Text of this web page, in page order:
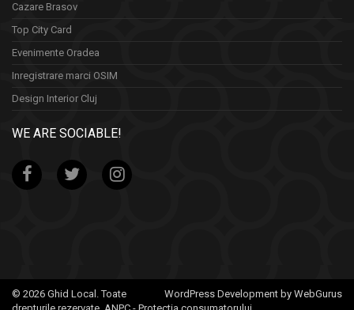
Cazare Brasov
Top City Card
Evenimente Oradea
Inregistrare marci OSIM
Design Interior Cluj
WE ARE SOCIABLE!
WordPress Development by WebGurus
© 2026 Ghid Local. Toate